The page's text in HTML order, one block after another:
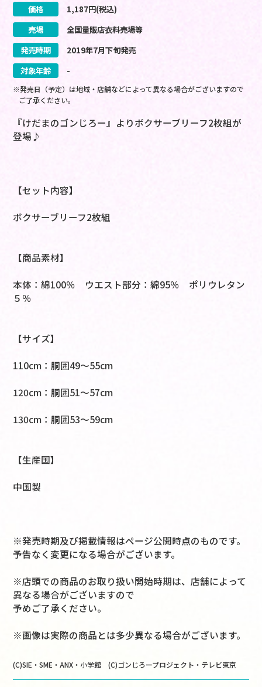
価格 1,187円(税込)
売場
全国量販店衣料売場等
発売時期
2019年7月下旬発売
対象年齢
-
※発売日（予定）は地域・店舗などによって異なる場合がございますので
ご了承ください。
『けだまのゴンじろー』よりボクサーブリーフ2枚組が
登場♪
【セット内容】
ボクサーブリーフ2枚組
【商品素材】
本体：綿100％ ウエスト部分：綿95％ ポリウレタン
５％
【サイズ】
110cm：胴囲49～55cm
120cm：胴囲51～57cm
130cm：胴囲53～59cm
【生産国】
中国製
※発売時期及び掲載情報はページ公開時点のものです。
予告なく変更になる場合がございます。
※店頭での商品のお取り扱い開始時期は、店舗によって
異なる場合がございますので
予めご了承ください。
※画像は実際の商品とは多少異なる場合がございます。
(C)SIE・SME・ANX・小学館 (C)ゴンじろープロジェクト・テレビ東京